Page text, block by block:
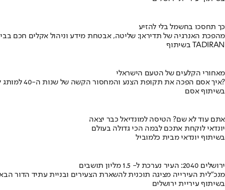
כך תחסכו בחשמל בלי להזיע
מהפכת האנרגיה של תדיראן: שליטה, אבטחת מידע וניהול אקלים חכם
בשיתוף TADIRAN
מאחורי הקלעים של הטעם הישראלי
איך אסם הפכה את תקופת הצנע והמחסור הקשה של שנות ה-40 למותג לאומי?
בשיתוף אסם
אתם עוד לא שם? הטיסה למונדיאל כבר יצאה
יונדאי לוקחת אתכם לבמה הכי גדולה בעולם
בשיתוף יונדאי מבית כלמוביל
ירושלים 2040: העיר נערכת ל- 1.5 מליון תושבים
מנכ"לית העירייה מציגה תוכנית להשארת הצעירים ובניית עתיד הדור
בשיתוף עיריית ירושלים